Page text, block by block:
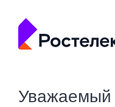
Уважаемый